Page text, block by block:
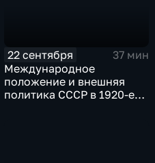
22 сентября
37 мин
Международное
положение и внешняя
политика СССР в 1920-е